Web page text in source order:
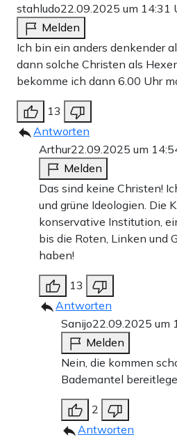
stahludo22.09.2025 um 14:31
Melden
Ich bin ein anders denkender
dann solche Christen als
bekomme ich dann 6.00 Uhr
13
Antworten
Arthur22.09.2025 um
Melden
Das sind keine Christen!
und grüne Ideologien. Die
konservative Institution,
bis die Roten, Linken und
haben!
13
Antworten
Sanijo22.09.2025 um
Melden
Nein, die kommen
Bademantel
2
Antworten